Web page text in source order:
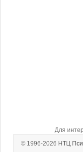
Для
© 1996-2026 НТЦ